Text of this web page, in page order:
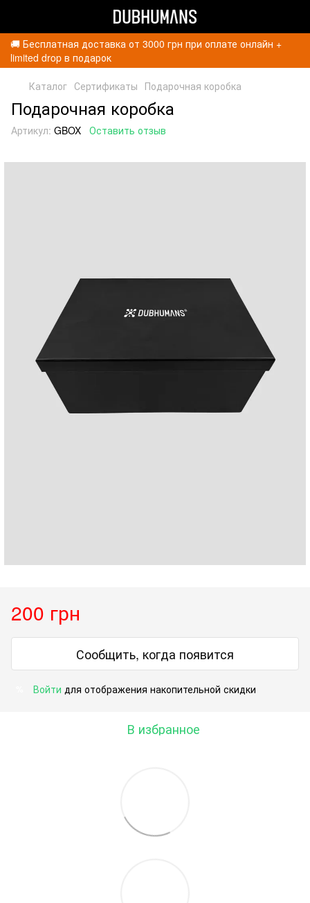
🚚 Бесплатная доставка от 3000 грн при оплате онлайн +
limited drop в подарок
Каталог Сертификаты Подарочная коробка
Подарочная коробка
Артикул: GBOX Оставить отзыв
200 грн
Сообщить, когда появится
Войти для отображения накопительной скидки
В избранное